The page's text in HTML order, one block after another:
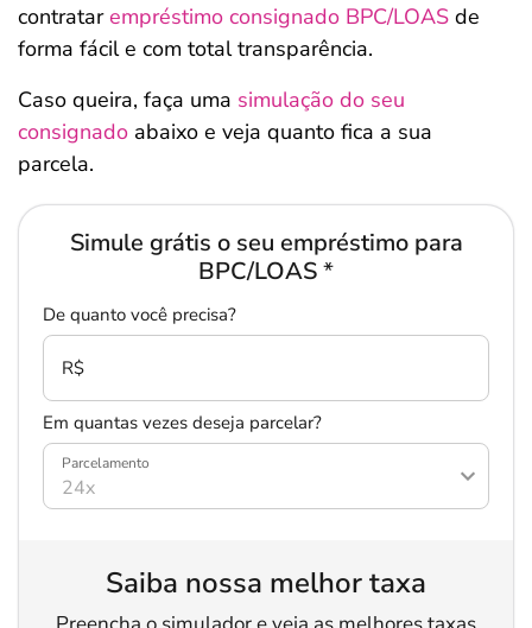
contratarempréstimo consignado BPC/LOAS de
forma fácil e com total transparência.
Caso queira, faça uma simulação do seu
consignado abaixo e veja quanto fica a sua
parcela.
Simule grátis o seu empréstimo para
BPC/LOAS*
De quanto você precisa?
R$
Em quantas vezes deseja parcelar?
Parcelamento
Saiba nossa melhor taxa